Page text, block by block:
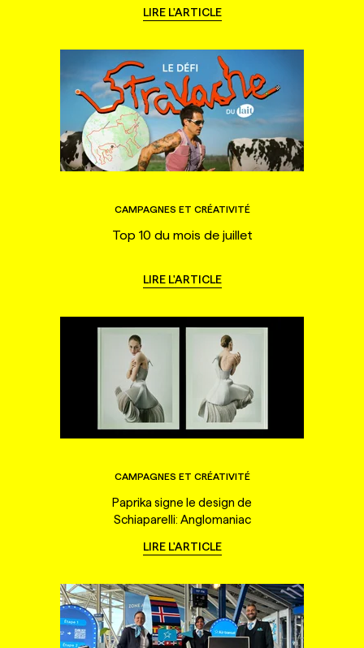
LIRE L'ARTICLE
CAMPAGNES ET CRÉATIVITÉ
Top 10 du mois de juillet
LIRE L'ARTICLE
CAMPAGNES ET CRÉATIVITÉ
Paprika signe le design de
Schiaparelli: Anglomaniac
LIRE L'ARTICLE